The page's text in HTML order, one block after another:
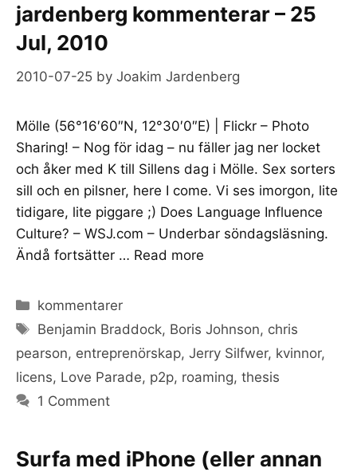
jardenberg kommenterar – 25
Jul, 2010
2010-07-25 by Joakim Jardenberg
Mölle (56°16′60″N, 12°30′0″E) | Flickr – Photo
Sharing! – Nog för idag – nu fäller jag ner locket
och åker med K till Sillens dag i Mölle. Sex sorters
sill och en pilsner, here I come. Vi ses imorgon, lite
tidigare, lite piggare ;) Does Language Influence
Culture? – WSJ.com – Underbar söndagsläsning.
Ändå fortsätter … Read more
Categories
kommentarer
Tags
Benjamin Braddock, Boris Johnson, chris
pearson, entreprenörskap, Jerry Silfwer, kvinnor,
licens, Love Parade, p2p, roaming, thesis
1 Comment
Surfa med iPhone (eller annan